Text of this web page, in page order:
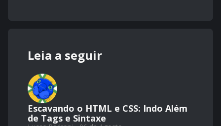
Leia a seguir
Escavando o HTML e CSS: Indo Além
de Tags e Sintaxe